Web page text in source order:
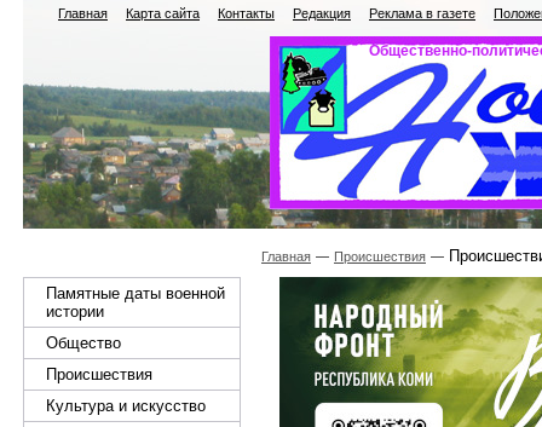
Главная Карта сайта Контакты Редакция Реклама в газете
Общественно-
Памятные даты военной
истории
Общество
Происшествия
Культура и искусство
Главная Происшествия